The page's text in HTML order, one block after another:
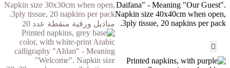
مناديل ورقية منقطة عدد 20